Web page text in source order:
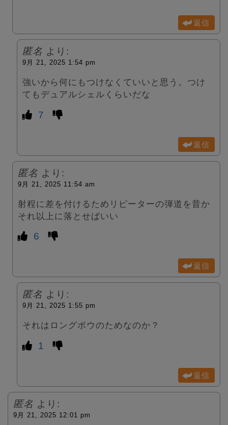
返信
匿名 より:
9月 21, 2025 1:54 pm
強いから何にもつけなくていいと思う。つけ
てもデュアルシェルくらいだな
7
返信
匿名 より:
9月 21, 2025 11:54 am
射程に差を付けるためリピーターの弾道を昔か
それ以上に落とせばいい
6
返信
匿名 より:
9月 21, 2025 1:55 pm
それはロングボウのためなのか？
1
返信
匿名 より:
9月 21, 2025 12:01 pm